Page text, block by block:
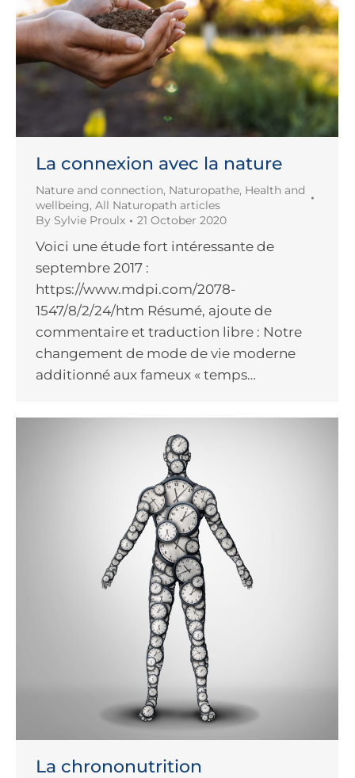
La connexion avec la nature
Nature and connection, Naturopathe, Health and
wellbeing, All Naturopath articles
By Sylvie Proulx 21 October 2020
Voici une étude fort intéressante de
septembre 2017 :
https://www.mdpi.com/2078-
1547/8/2/24/htm Résumé, ajoute de
commentaire et traduction libre : Notre
changement de mode de vie moderne
additionné aux fameux « temps…
La chrononutrition